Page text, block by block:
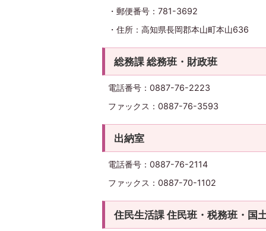
・郵便番号：781-3692
・住所：高知県長岡郡本山町本山636
総務課 総務班・財政班
電話番号：0887-76-2223
ファックス：0887-76-3593
出納室
電話番号：0887-76-2114
ファックス：0887-70-1102
住民生活課 住民班・税務班・国